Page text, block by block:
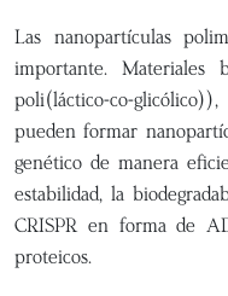
Las nanopartículas
importante. Materiales
poli(láctico-co-
pueden formar
genético de manera
estabilidad, la
CRISPR en forma de
proteicos.